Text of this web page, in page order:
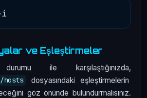
ve Eşleştirmeler
ile karşılaştığınızda,
hosts
dosyasındaki eşleştirmelerin
göz önünde bulundurmalısınız.